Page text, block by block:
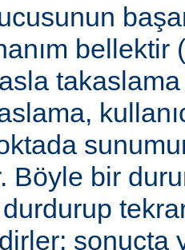
bellektir
takaslama
Böyle bir
sonuçta